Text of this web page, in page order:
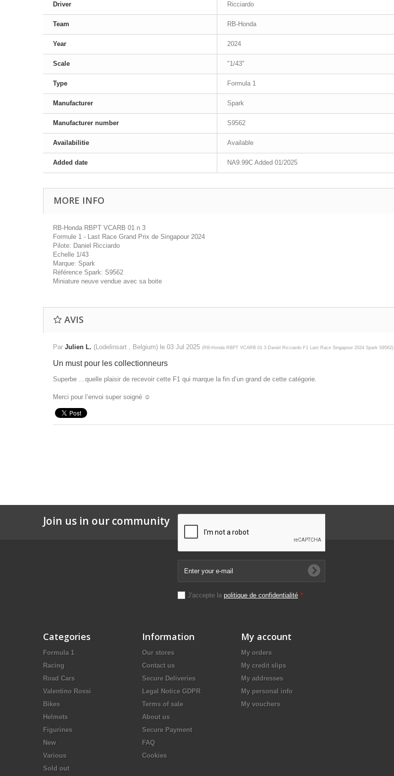
Driver Ricciardo
Team RB-Honda
Year 2024
Scale "1/43"
Type Formula 1
Manufacturer Spark
Manufacturer number S9562
Availabilitie Available
Added date NA9.99C Added 01/2025
MORE INFO
RB-Honda RBPT VCARB 01 n 3
Formule 1 - Last Race Grand Prix de Singapour 2024
Pilote: Daniel Ricciardo
Echelle 1/43
Marque: Spark
Référence Spark: S9562
Miniature neuve vendue avec sa boite
AVIS
Par Julien L. (Lodelinsart , Belgium) le 03 Jul 2025 (RB-Honda RBPT VCARB 01 3 Daniel Ricciardo F1 Last Race Singapour 2024 Spark S9562)
Un must pour les collectionneurs
Superbe …quelle plaisir de recevoir cette F1 qui marque la fin d’un grand de cette catégorie.
Merci pour l’envoi super soigné ☺️
Join us in our community
J'accepte la politique de confidentialité *
Categories
Formula 1
Racing
Road Cars
Valentino Rossi
Bikes
Helmets
Figurines
New
Various
Sold out
Information
Our stores
Contact us
Secure Deliveries
Legal Notice GDPR
Terms of sale
About us
Secure Payment
FAQ
Cookies
My account
My orders
My credit slips
My addresses
My personal info
My vouchers